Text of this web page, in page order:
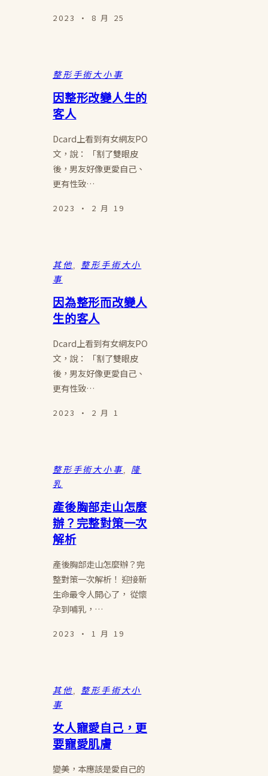
2023 · 8 月 25
整形手術大小事
因整形改變人生的
客人
Dcard上看到有女網友PO
文，說： 「割了雙眼皮
後，男友好像更愛自己、
更有性致…
2023 · 2 月 19
其他
整形手術大小
事
因為整形而改變人
生的客人
Dcard上看到有女網友PO
文，說： 「割了雙眼皮
後，男友好像更愛自己、
更有性致…
2023 · 2 月 1
整形手術大小事
隆
乳
產後胸部走山怎麼
辦？完整對策一次
解析
產後胸部走山怎麼辦？完
整對策一次解析！ 迎接新
生命最令人開心了， 從懷
孕到哺乳，…
2023 · 1 月 19
其他
整形手術大小
事
女人寵愛自己，更
要寵愛肌膚
變美，本應該是愛自己的